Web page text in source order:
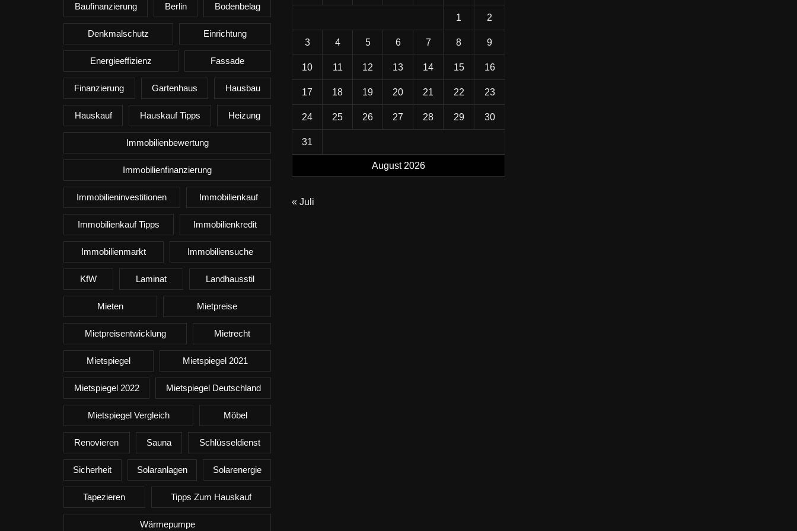
Baufinanzierung Berlin Bodenbelag
Denkmalschutz Einrichtung
Energieeffizienz Fassade
Finanzierung Gartenhaus Hausbau
Hauskauf Hauskauf Tipps Heizung
Immobilienbewertung
Immobilienfinanzierung
Immobilieninvestitionen Immobilienkauf
Immobilienkauf Tipps Immobilienkredit
Immobilienmarkt Immobiliensuche
KfW Laminat Landhausstil
Mieten Mietpreise
Mietpreisentwicklung Mietrecht
Mietspiegel Mietspiegel 2021
Mietspiegel 2022 Mietspiegel Deutschland
Mietspiegel Vergleich Möbel
Renovieren Sauna Schlüsseldienst
Sicherheit Solaranlagen Solarenergie
Tapezieren Tipps Zum Hauskauf
Wärmepumpe
August 2026
1 2
3 4 5 6 7 8 9
10 11 12 13 14 15 16
17 18 19 20 21 22 23
24 25 26 27 28 29 30
31
« Juli